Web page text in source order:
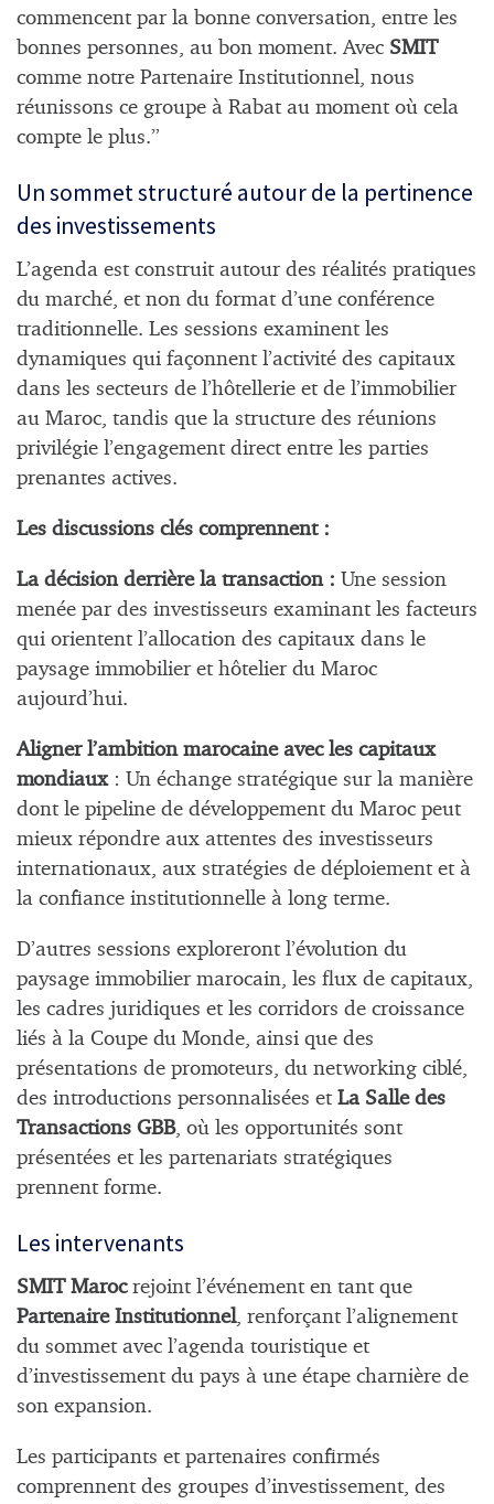
commencent par la bonne conversation, entre les
bonnes personnes, au bon moment. Avec SMIT
comme notre Partenaire Institutionnel, nous
réunissons ce groupe à Rabat au moment où cela
compte le plus.”
Un sommet structuré autour de la pertinence
des investissements
L’agenda est construit autour des réalités pratiques
du marché, et non du format d’une conférence
traditionnelle. Les sessions examinent les
dynamiques qui façonnent l’activité des capitaux
dans les secteurs de l’hôtellerie et de l’immobilier
au Maroc, tandis que la structure des réunions
privilégie l’engagement direct entre les parties
prenantes actives.
Les discussions clés comprennent :
La décision derrière la transaction : Une session
menée par des investisseurs examinant les facteurs
qui orientent l’allocation des capitaux dans le
paysage immobilier et hôtelier du Maroc
aujourd’hui.
Aligner l’ambition marocaine avec les capitaux
mondiaux: Un échange stratégique sur la manière
dont le pipeline de développement du Maroc peut
mieux répondre aux attentes des investisseurs
internationaux, aux stratégies de déploiement et à
la confiance institutionnelle à long terme.
D’autres sessions exploreront l’évolution du
paysage immobilier marocain, les flux de capitaux,
les cadres juridiques et les corridors de croissance
liés à la Coupe du Monde, ainsi que des
présentations de promoteurs, du networking ciblé,
des introductions personnalisées et La Salle des
Transactions GBB, où les opportunités sont
présentées et les partenariats stratégiques
prennent forme.
Les intervenants
SMIT Marocrejoint l’événement en tant que
Partenaire Institutionnel, renforçant l’alignement
du sommet avec l’agenda touristique et
d’investissement du pays à une étape charnière de
son expansion.
Les participants et partenaires confirmés
comprennent des groupes d’investissement, des